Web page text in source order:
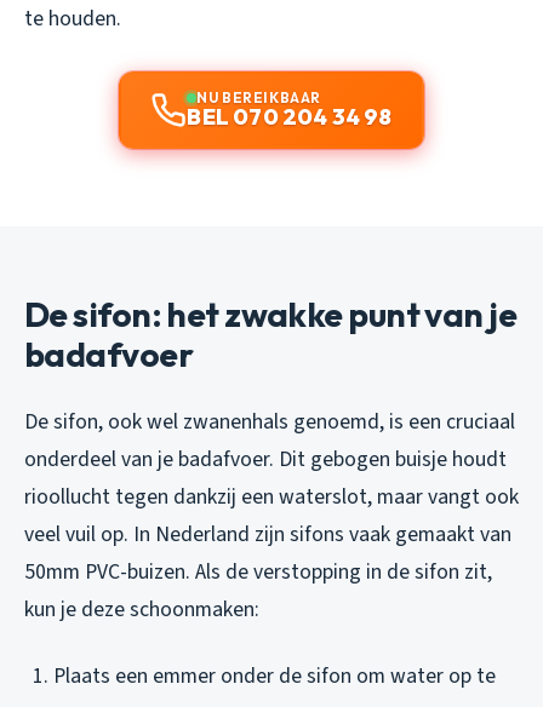
te houden.
NU BEREIKBAAR
BEL 070 204 34 98
De sifon: het zwakke punt van je
badafvoer
De sifon, ook wel zwanenhals genoemd, is een cruciaal
onderdeel van je badafvoer. Dit gebogen buisje houdt
rioollucht tegen dankzij een waterslot, maar vangt ook
veel vuil op. In Nederland zijn sifons vaak gemaakt van
50mm PVC-buizen. Als de verstopping in de sifon zit,
kun je deze schoonmaken:
Plaats een emmer onder de sifon om water op te